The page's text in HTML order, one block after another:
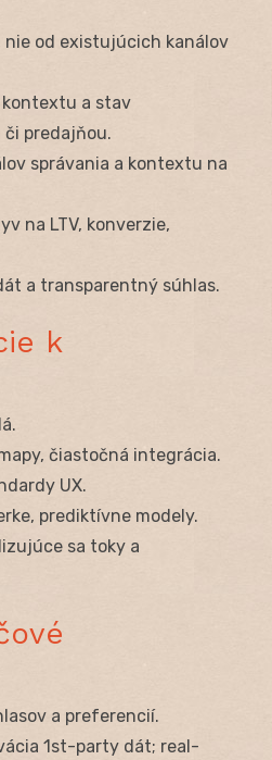
nie od existujúcich kanálov
a stav
či predajňou.
správania a kontextu na
na LTV, konverzie,
a transparentný súhlas.
k
čiastočná integrácia.
UX.
prediktívne modely.
sa toky a
a preferencií.
1st-party dát; real-